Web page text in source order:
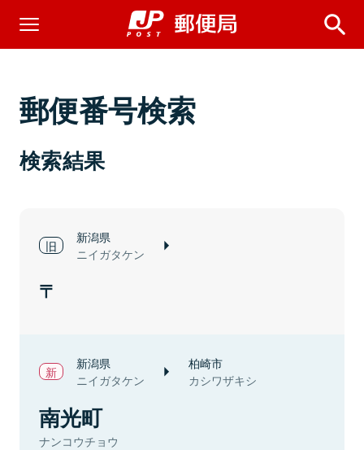
郵便番号検索
検索結果
新潟県
ニイガタケン
新潟県
ニイガタケン
柏崎市
カシワザキシ
南光町
ナンコウチョウ